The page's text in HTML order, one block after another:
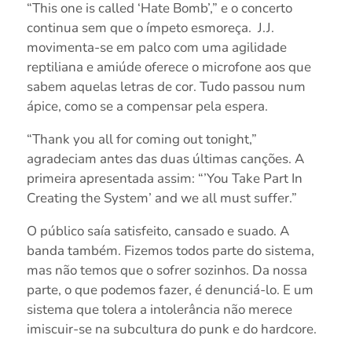
“This one is called ‘Hate Bomb’,” e o concerto
continua sem que o ímpeto esmoreça. J.J.
movimenta-se em palco com uma agilidade
reptiliana e amiúde oferece o microfone aos que
sabem aquelas letras de cor. Tudo passou num
ápice, como se a compensar pela espera.
“Thank you all for coming out tonight,”
agradeciam antes das duas últimas canções. A
primeira apresentada assim: “’You Take Part In
Creating the System’ and we all must suffer.”
O público saía satisfeito, cansado e suado. A
banda também. Fizemos todos parte do sistema,
mas não temos que o sofrer sozinhos. Da nossa
parte, o que podemos fazer, é denunciá-lo. E um
sistema que tolera a intolerância não merece
imiscuir-se na subcultura do punk e do hardcore.